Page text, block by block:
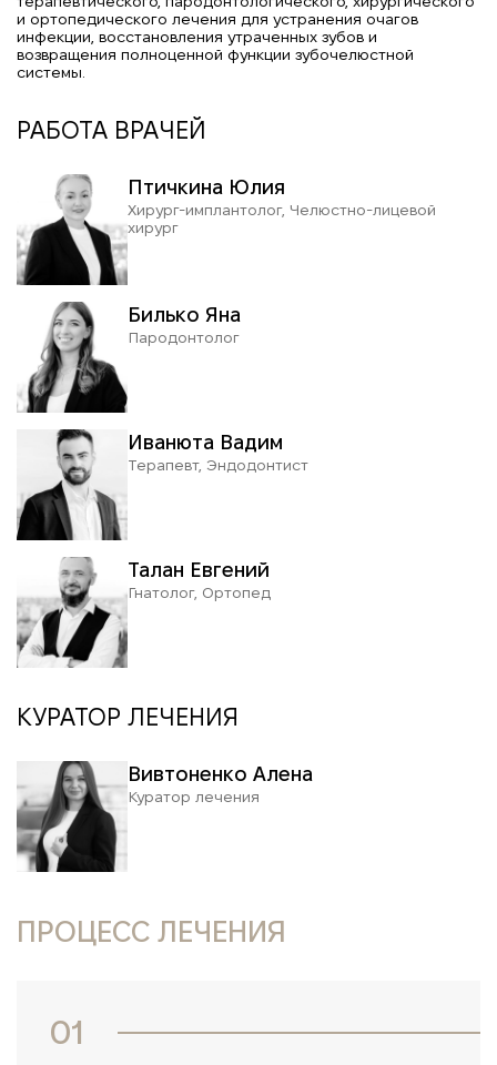
и ортопедического лечения для устранения очагов
инфекции, восстановления утраченных зубов и
возвращения полноценной функции зубочелюстной
системы.
РАБОТА ВРАЧЕЙ
Птичкина Юлия
Хирург-имплантолог, Челюстно-лицевой
хирург
Билько Яна
Пародонтолог
Иванюта Вадим
Терапевт, Эндодонтист
Талан Евгений
Гнатолог, Ортопед
КУРАТОР ЛЕЧЕНИЯ
Вивтоненко Алена
Куратор лечения
ПРОЦЕСС ЛЕЧЕНИЯ
01